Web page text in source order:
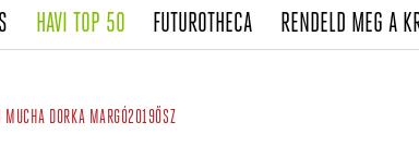
(CURRENT)
HAVI TOP 50(CURRENT)
FUTUROTHECA(CURRENT)
RENDELD MEG A
MUCHA DORKA MARGÓ2019ŐSZ